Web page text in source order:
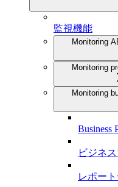
監視機能
Monitoring
Monitoring
Monitoring
Business
ビジネ
レポー